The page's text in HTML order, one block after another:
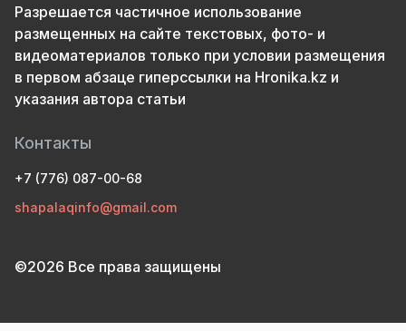
Разрешается частичное использование
размещенных на сайте текстовых, фото- и
видеоматериалов только при условии размещения
в первом абзаце гиперссылки на Hronika.kz и
указания автора статьи
Контакты
+7 (776) 087-00-68
shapalaqinfo@gmail.com
©2026 Все права защищены